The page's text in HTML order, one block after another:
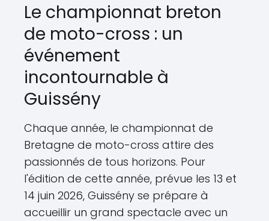
Le championnat breton
de moto-cross : un
événement
incontournable à
Guissény
Chaque année, le championnat de
Bretagne de moto-cross attire des
passionnés de tous horizons. Pour
l'édition de cette année, prévue les 13 et
14 juin 2026, Guissény se prépare à
accueillir un grand spectacle avec un